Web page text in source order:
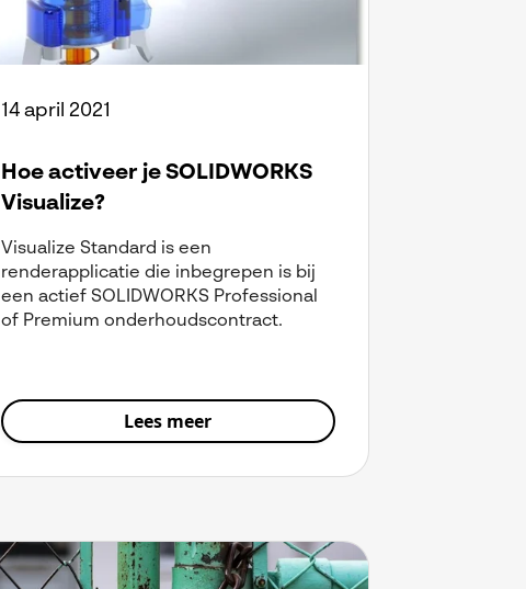
14 april 2021
Hoe activeer je SOLIDWORKS
Visualize?
Visualize Standard is een
renderapplicatie die inbegrepen is bij
een actief SOLIDWORKS Professional
of Premium onderhoudscontract.
Lees meer